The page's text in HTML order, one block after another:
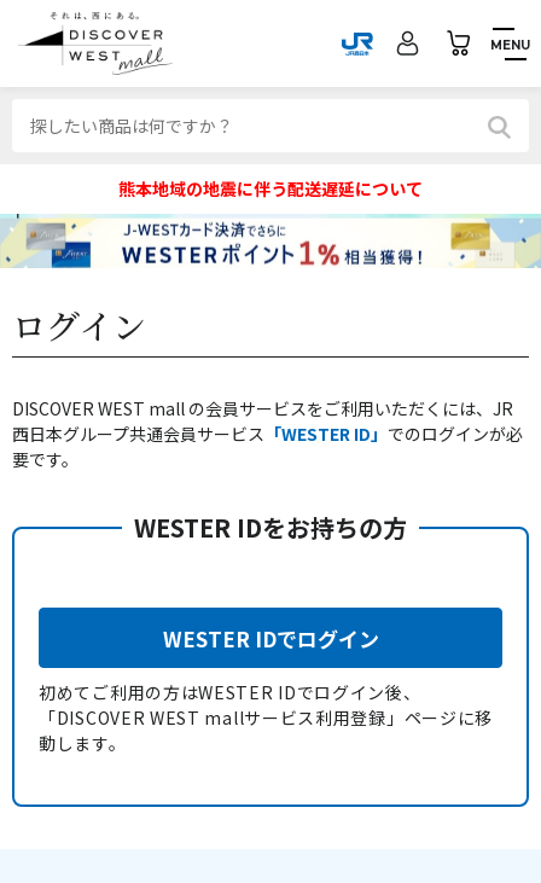
MENU
熊本地域の地震に伴う配送遅延について
ログイン
DISCOVER WEST mall の会員サービスをご利用いただくには、JR
西日本グループ共通会員サービス 「WESTER ID」 でのログインが必
要です。
WESTER IDをお持ちの方
WESTER IDでログイン
初めてご利用の方はWESTER IDでログイン後、
「DISCOVER WEST mallサービス利用登録」ページに移
動します。